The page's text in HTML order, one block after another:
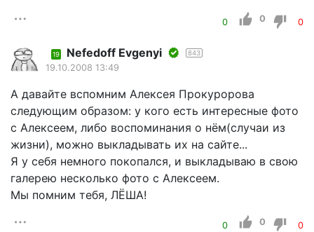
0 0 0
19 Nefedoff Evgenyi 843
19.10.2008 13:49
А давайте вспомним Алексея Прокуророва
следующим образом: у кого есть интересные фото
с Алексеем, либо воспоминания о нём(случаи из
жизни), можно выкладывать их на сайте...
Я у себя немного покопался, и выкладываю в свою
галерею несколько фото с Алексеем.
Мы помним тебя, ЛЁША!
0 0 0